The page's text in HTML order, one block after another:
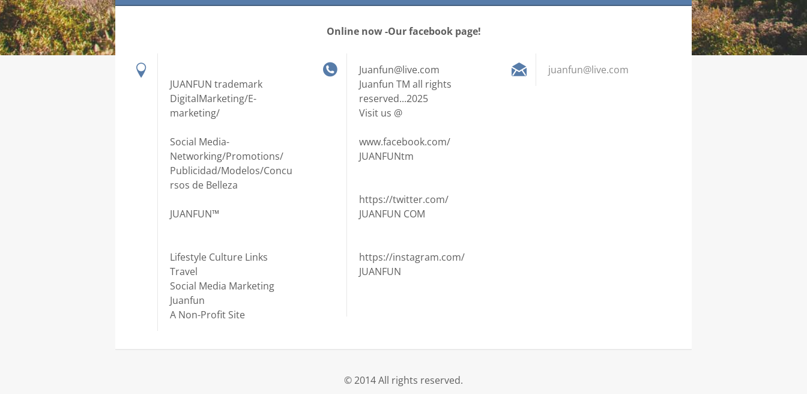
Online now -Our facebook page!
JUANFUN trademark
DigitalMarketing/E-
marketing/
Social Media-
Networking/Promotions/
Publicidad/Modelos/Concu
rsos de Belleza
JUANFUN™
Lifestyle Culture Links
Travel
Social Media Marketing
Juanfun
A Non-Profit Site
Juanfun@live.com
Juanfun TM all rights
reserved...2025
Visit us @
www.facebook.com/
JUANFUNtm
https://twitter.com/
JUANFUN COM
https://instagram.com/
JUANFUN
juanfun@live.com
© 2014 All rights reserved.